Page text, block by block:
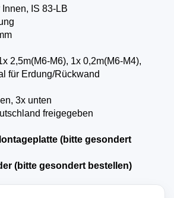
IS 83-LB
2,5m(M6-M6), 1x 0,2m(M6-M4),
für Erdung/Rückwand
3x unten
freigegeben
(bitte gesondert
(bitte gesondert bestellen)